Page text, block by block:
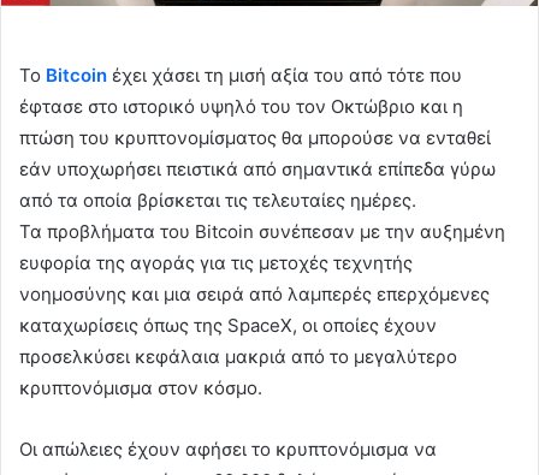
Το Bitcoin έχει χάσει τη μισή αξία του από τότε που
έφτασε στο ιστορικό υψηλό του τον Οκτώβριο και η
πτώση του κρυπτονομίσματος θα μπορούσε να ενταθεί
εάν υποχωρήσει πειστικά από σημαντικά επίπεδα γύρω
από τα οποία βρίσκεται τις τελευταίες ημέρες.
Τα προβλήματα του Bitcoin συνέπεσαν με την αυξημένη
ευφορία της αγοράς για τις μετοχές τεχνητής
νοημοσύνης και μια σειρά από λαμπερές επερχόμενες
καταχωρίσεις όπως της SpaceX, οι οποίες έχουν
προσελκύσει κεφάλαια μακριά από το μεγαλύτερο
κρυπτονόμισμα στον κόσμο.
Οι απώλειες έχουν αφήσει το κρυπτονόμισμα να